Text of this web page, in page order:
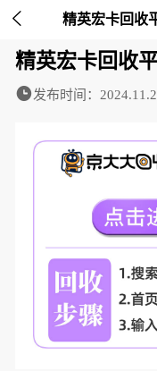

精英宏卡回收
发布时间：